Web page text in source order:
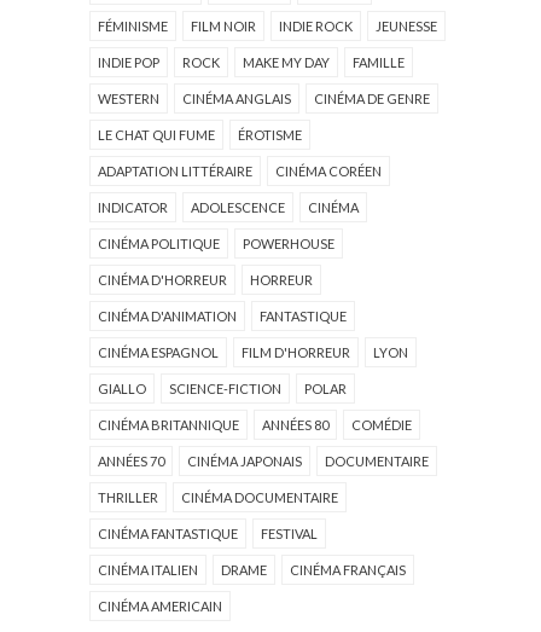
FÉMINISME FILM NOIR INDIE ROCK JEUNESSE
INDIE POP ROCK MAKE MY DAY FAMILLE
WESTERN CINÉMA ANGLAIS CINÉMA DE GENRE
LE CHAT QUI FUME ÉROTISME
ADAPTATION LITTÉRAIRE CINÉMA CORÉEN
INDICATOR ADOLESCENCE CINÉMA
CINÉMA POLITIQUE POWERHOUSE
CINÉMA D'HORREUR HORREUR
CINÉMA D'ANIMATION FANTASTIQUE
CINÉMA ESPAGNOL FILM D'HORREUR LYON
GIALLO SCIENCE-FICTION POLAR
CINÉMA BRITANNIQUE ANNÉES 80 COMÉDIE
ANNÉES 70 CINÉMA JAPONAIS DOCUMENTAIRE
THRILLER CINÉMA DOCUMENTAIRE
CINÉMA FANTASTIQUE FESTIVAL
CINÉMA ITALIEN DRAME CINÉMA FRANÇAIS
CINÉMA AMERICAIN